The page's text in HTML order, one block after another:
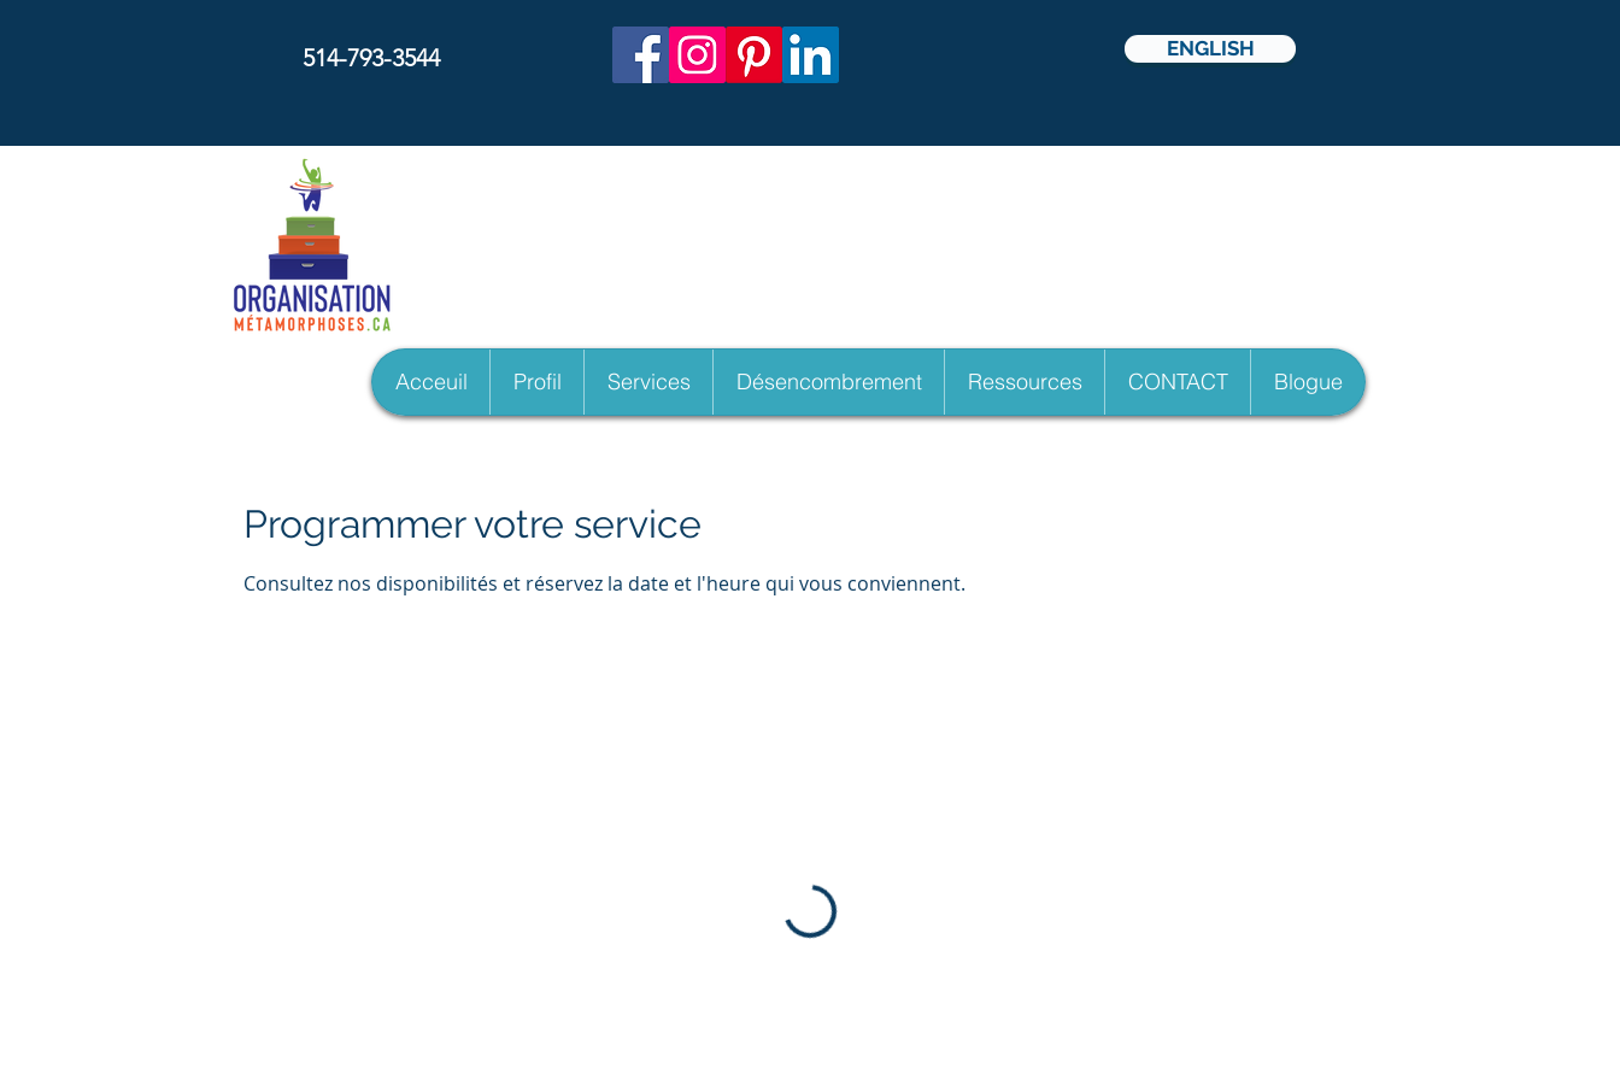
514-793-3544 ENGLISH
Acceuil Profil Services Désencombrement Ressources CONTACT Blogue
Programmer votre service
Consultez nos disponibilités et réservez la date et l'heure qui vous conviennent.